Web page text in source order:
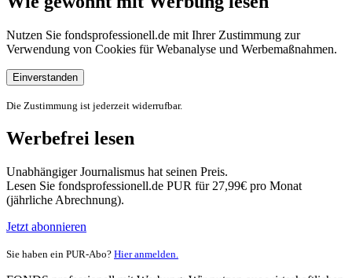
Nutzen Sie fondsprofessionell.de mit Ihrer Zustimmung zur
Verwendung von Cookies für Webanalyse und Werbemaßnahmen.
Einverstanden
Die Zustimmung ist jederzeit widerrufbar.
Werbefrei lesen
Unabhängiger Journalismus hat seinen Preis.
Lesen Sie fondsprofessionell.de PUR für 27,99€ pro Monat
(jährliche Abrechnung).
Jetzt abonnieren
Sie haben ein PUR-Abo? Hier anmelden.